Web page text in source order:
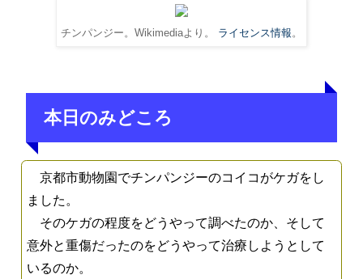
チンパンジー。Wikimediaより。 ライセンス情報 。
本日のみどころ
京都市動物園でチンパンジーのコイコがケガをし
ました。
そのケガの程度をどうやって調べたのか、そして
意外と重傷だったのをどうやって治療しようとして
いるのか。